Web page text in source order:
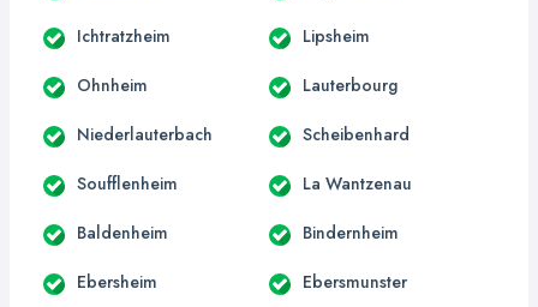
Ichtratzheim Lipsheim
Ohnheim Lauterbourg
Niederlauterbach Scheibenhard
Soufflenheim La Wantzenau
Baldenheim Bindernheim
Ebersheim Ebersmunster